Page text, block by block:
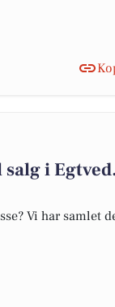
i
Vi har samlet